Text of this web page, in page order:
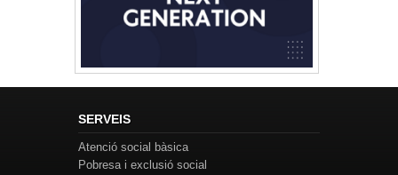
SERVEIS
Atenció social bàsica
Pobresa i exclusió social